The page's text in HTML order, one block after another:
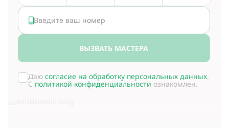
ВЫЗВАТЬ МАСТЕРА
Даю согласие на обработку персональных данных.
С политикой конфиденциальности ознакомлен.